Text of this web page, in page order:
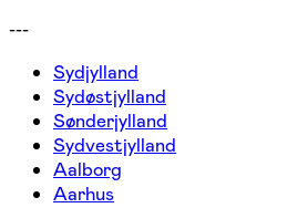
---
Sydjylland
Sydøstjylland
Sønderjylland
Sydvestjylland
Aalborg
Aarhus